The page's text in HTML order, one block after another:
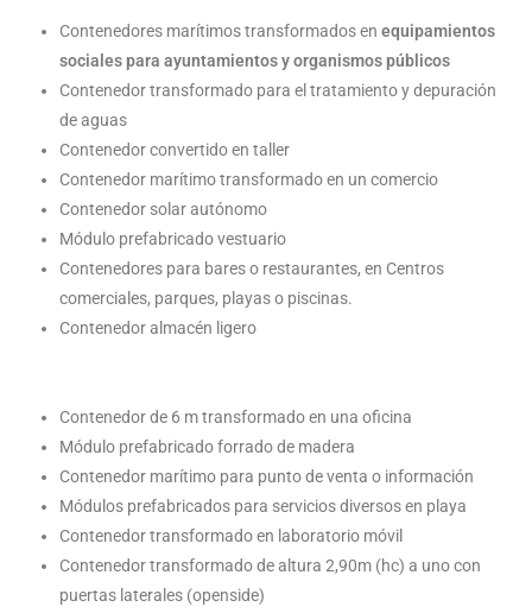
Contenedores marítimos transformados en equipamientos
sociales para ayuntamientos y organismos públicos
Contenedor transformado para el tratamiento y depuración
de aguas
Contenedor convertido en taller
Contenedor marítimo transformado en un comercio
Contenedor solar autónomo
Módulo prefabricado vestuario
Contenedores para bares o restaurantes, en Centros
comerciales, parques, playas o piscinas.
Contenedor almacén ligero
Contenedor de 6 m transformado en una oficina
Módulo prefabricado forrado de madera
Contenedor marítimo para punto de venta o información
Módulos prefabricados para servicios diversos en playa
Contenedor transformado en laboratorio móvil
Contenedor transformado de altura 2,90m (hc) a uno con
puertas laterales (openside)